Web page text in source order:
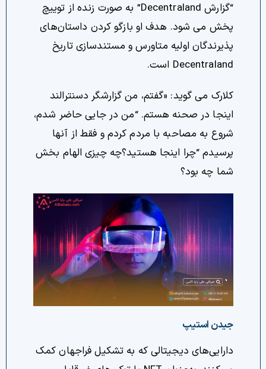
“گزارش Decentraland” به صورت زنده از توییچ
پخش می شود. هدف او بازگو کردن داستان‌های
پذیرندگان اولیه متاورس و مستندسازی تاریخ
Decentraland است.
کلارک می گوید: «گفتم، من گزارشگر دسنترالند
اینجا در صحنه هستم. “من در جایی حاضر شدم،
شروع به مصاحبه با مردم کردم و فقط از آنها
پرسیدم “چرا اینجا هستید؟چه چیزی الهام بخش
شما چه بود؟
جیدن استیپ
دارایی‌های دیجیتالی که به تشکیل فراجهان کمک